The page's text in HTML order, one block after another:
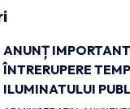
ANUNȚ
ÎNTRERUPERE
ILUMINATULUI